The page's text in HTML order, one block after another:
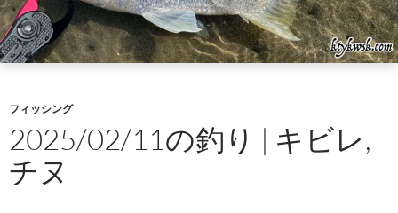
フィッシング
2025/02/11の釣り | キビレ,
チヌ